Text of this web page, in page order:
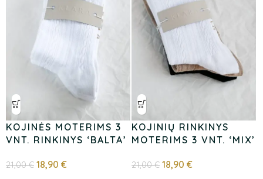
KOJINĖS MOTERIMS 3
VNT. RINKINYS ‘BALTA’
21,00€ 18,90 €
KOJINIŲ RINKINYS
MOTERIMS 3 VNT. ‘MIX’
21,00€ 18,90€